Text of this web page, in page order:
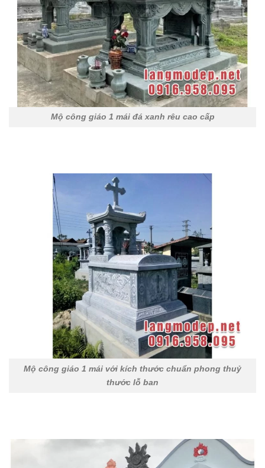
Mộ công giáo 1 mái đá xanh rêu cao cấp
Mộ công giáo 1 mái với kích thước chuẩn phong thuỷ
thước lỗ ban